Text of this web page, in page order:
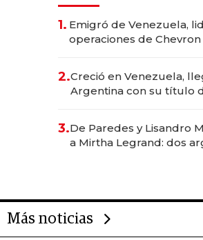
1. Emigró de Venezuela,
operaciones de
2.Creció en Venezuela,
Argentina con su título
las marcas "fast
3.De Paredes y Lisandro
a Mirtha Legrand: dos
Más noticias